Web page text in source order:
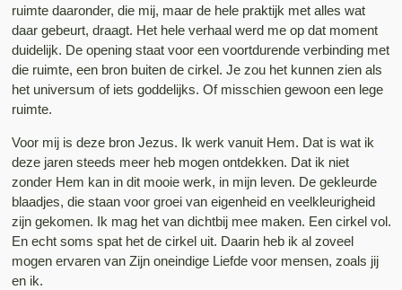
ruimte daaronder, die mij, maar de hele praktijk met alles wat
daar gebeurt, draagt. Het hele verhaal werd me op dat moment
duidelijk. De opening staat voor een voortdurende verbinding met
die ruimte, een bron buiten de cirkel. Je zou het kunnen zien als
het universum of iets goddelijks. Of misschien gewoon een lege
ruimte.
Voor mij is deze bron Jezus. Ik werk vanuit Hem. Dat is wat ik
deze jaren steeds meer heb mogen ontdekken. Dat ik niet
zonder Hem kan in dit mooie werk, in mijn leven. De gekleurde
blaadjes, die staan voor groei van eigenheid en veelkleurigheid
zijn gekomen. Ik mag het van dichtbij mee maken. Een cirkel vol.
En echt soms spat het de cirkel uit. Daarin heb ik al zoveel
mogen ervaren van Zijn oneindige Liefde voor mensen, zoals jij
en ik.